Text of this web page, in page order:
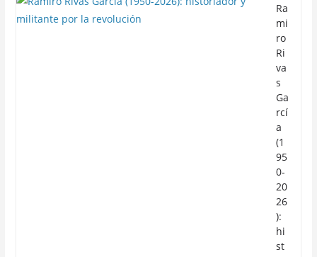
Ra
mi
ro
Ri
va
s
Ga
rcí
a
(1
95
0-
20
26
):
hi
st